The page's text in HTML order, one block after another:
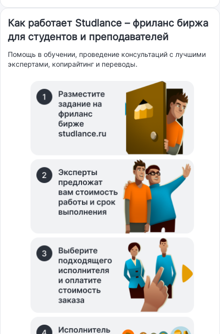
Как работает Studlance – фриланс биржа
для студентов и преподавателей
Помощь в обучении, проведение консультаций с лучшими
экспертами, копирайтинг и переводы.